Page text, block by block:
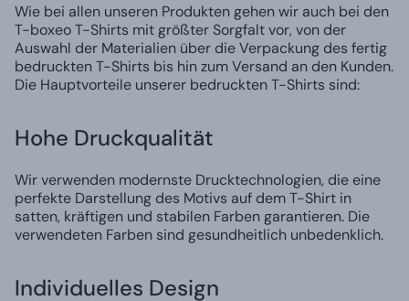
Wie bei allen unseren Produkten gehen wir auch bei den
T-boxeo T-Shirts mit größter Sorgfalt vor, von der
Auswahl der Materialien über die Verpackung des fertig
bedruckten T-Shirts bis hin zum Versand an den Kunden.
Die Hauptvorteile unserer bedruckten T-Shirts sind:
Hohe Druckqualität
Wir verwenden modernste Drucktechnologien, die eine
perfekte Darstellung des Motivs auf dem T-Shirt in
satten, kräftigen und stabilen Farben garantieren. Die
verwendeten Farben sind gesundheitlich unbedenklich.
Individuelles Design